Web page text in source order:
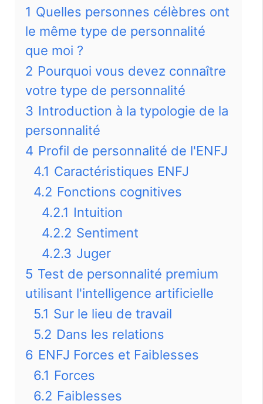
1 Quelles personnes célèbres ont
le même type de personnalité
que moi ?
2 Pourquoi vous devez connaître
votre type de personnalité
3 Introduction à la typologie de la
personnalité
4 Profil de personnalité de l'ENFJ
4.1 Caractéristiques ENFJ
4.2 Fonctions cognitives
4.2.1 Intuition
4.2.2 Sentiment
4.2.3 Juger
5 Test de personnalité premium
utilisant l'intelligence artificielle
5.1 Sur le lieu de travail
5.2 Dans les relations
6 ENFJ Forces et Faiblesses
6.1 Forces
6.2 Faiblesses